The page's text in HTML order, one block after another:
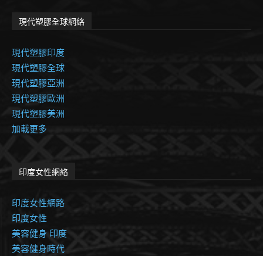
現代塑膠全球網絡
現代塑膠印度
現代塑膠全球
現代塑膠亞洲
現代塑膠歐洲
現代塑膠美洲
加載更多
印度女性網絡
印度女性網路
印度女性
美容健身 印度
美容健身時代